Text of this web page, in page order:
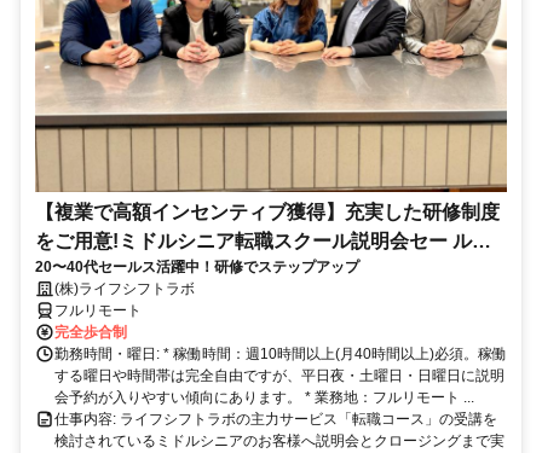
【複業で高額インセンティブ獲得】充実した研修制度
をご用意!ミドルシニア転職スクール説明会セー ルス
担当
20〜40代セールス活躍中！研修でステップアップ
(株)ライフシフトラボ
フルリモート
完全歩合制
勤務時間・曜日: * 稼働時間：週10時間以上(月40時間以上)必須。稼働
する曜日や時間帯は完全自由ですが、平日夜・土曜日・日曜日に説明
会予約が入りやすい傾向にあります。 * 業務地：フルリモート ...
仕事内容: ライフシフトラボの主力サービス「転職コース」の受講を
検討されているミドルシニアのお客様へ説明会とクロージングまで実